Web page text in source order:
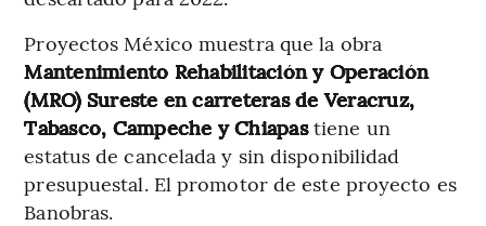
Proyectos México muestra que la obra
Mantenimiento Rehabilitación y Operación
(MRO) Sureste en carreteras de Veracruz,
Tabasco, Campeche y Chiapastiene un
estatus de cancelada y sin disponibilidad
presupuestal. El promotor de este proyecto es
Banobras.